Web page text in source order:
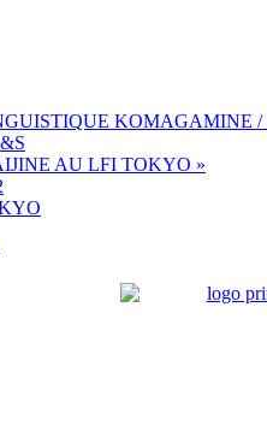
KOMAGAMINE
AU LFI TOKYO »